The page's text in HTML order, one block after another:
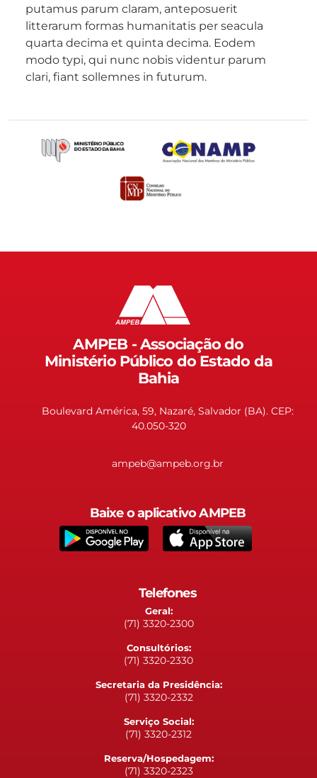
putamus parum claram, anteposuerit
litterarum formas humanitatis per seacula
quarta decima et quinta decima. Eodem
modo typi, qui nunc nobis videntur parum
clari, fiant sollemnes in futurum.
AMPEB - Associação do
Ministério Público do Estado da
Bahia
Boulevard América, 59, Nazaré, Salvador (BA). CEP:
40.050-320
ampeb@ampeb.org.br
Baixe o aplicativo AMPEB
Telefones
Geral:
(71) 3320-2300
Consultórios:
(71) 3320-2330
Secretaria da Presidência:
(71) 3320-2332
Serviço Social:
(71) 3320-2312
Reserva/Hospedagem:
(71) 3320-2323